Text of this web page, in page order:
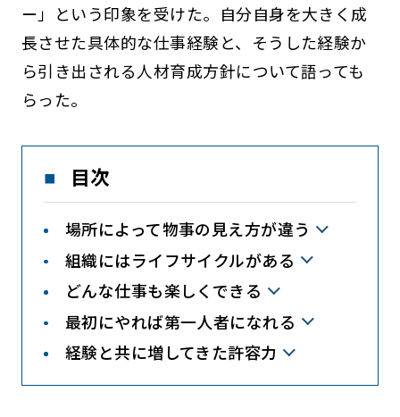
ー」という印象を受けた。自分自身を大きく成
長させた具体的な仕事経験と、そうした経験か
ら引き出される人材育成方針について語っても
らった。
目次
場所によって物事の見え方が違う
組織にはライフサイクルがある
どんな仕事も楽しくできる
最初にやれば第一人者になれる
経験と共に増してきた許容力